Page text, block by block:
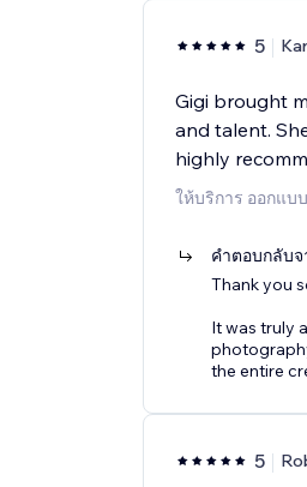
5
Gigi brought
and talent.
highly
ให้บริการ ออกแบ
คำตอบกลับ
Thank you
It was truly
the entire
5